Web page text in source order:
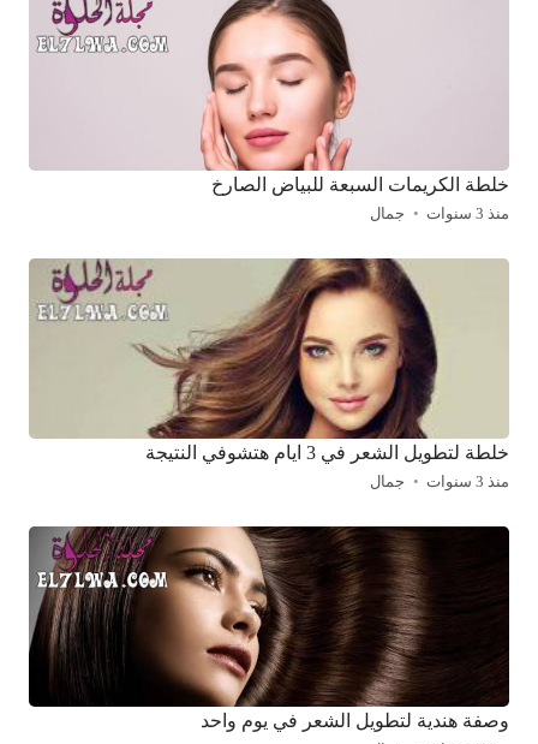
خلطة الكريمات السبعة للبياض الصارخ
منذ 3 سنوات جمال
خلطة لتطويل الشعر في 3 ايام هتشوفي النتيجة
منذ 3 سنوات جمال
وصفة هندية لتطويل الشعر في يوم واحد